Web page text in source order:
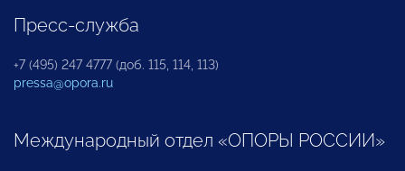
Пресс-служба
+7 (495) 247 4777 (доб. 115, 114, 113)
pressa@opora.ru
Международный отдел «ОПОРЫ РОССИИ»